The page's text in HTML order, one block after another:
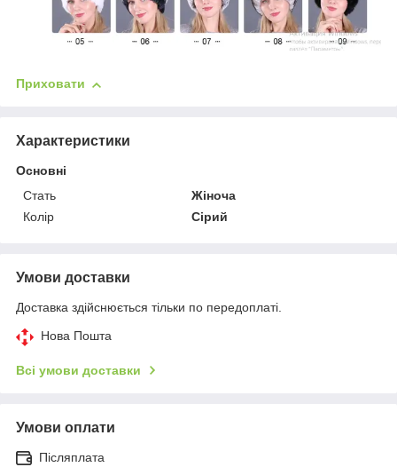
Приховати
Характеристики
Основні
Стать
Жіноча
Колір
Сірий
Умови доставки
Доставка здійснюється тільки по передоплаті.
Нова Пошта
Всі умови доставки
Умови оплати
Післяплата